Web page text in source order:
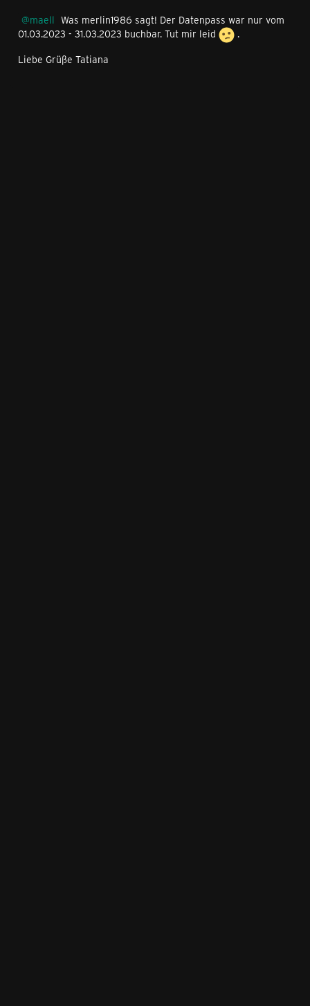
maell Was merlin1986 sagt! Der Datenpass war nur vom
01.03.2023 - 31.03.2023 buchbar. Tut mir leid
.
Liebe Grüße Tatiana